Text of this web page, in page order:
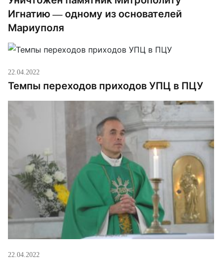
Игнатию — одному из основателей
Мариуполя
22.04.2022
Темпы переходов приходов УПЦ в ПЦУ
22.04.2022